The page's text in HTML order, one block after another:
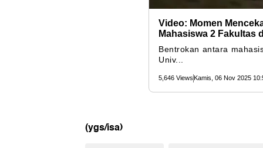
(ygs/isa)